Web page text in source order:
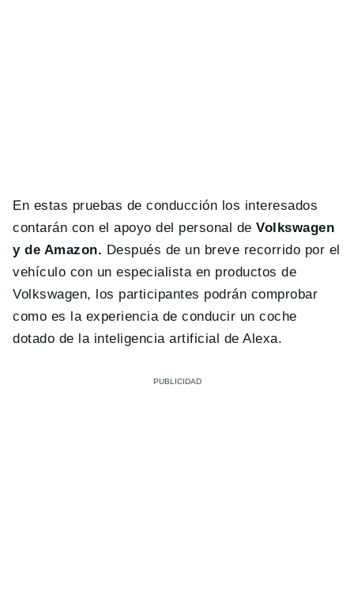
En estas pruebas de conducción los interesados
contarán con el apoyo del personal deVolkswagen
y de Amazon. Después de un breve recorrido por el
vehículo con un especialista en productos de
Volkswagen, los participantes podrán comprobar
como es la experiencia de conducir un coche
dotado de la inteligencia artificial de Alexa.